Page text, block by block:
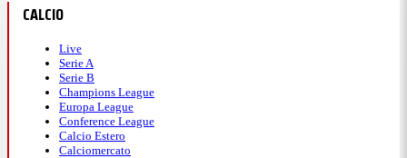
CALCIO
Live
Serie A
Serie B
Champions League
Europa League
Conference League
Calcio Estero
Calciomercato